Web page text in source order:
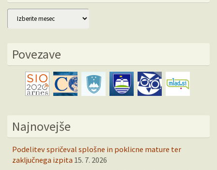
Arhiv
Povezave
Najnovejše
Podelitev spričeval splošne in poklicne mature ter
zaključnega izpita 15. 7. 2026